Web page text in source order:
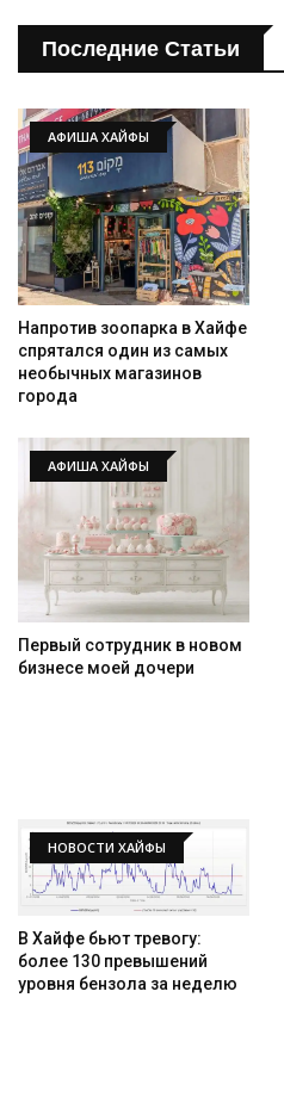
Последние Статьи
АФИША ХАЙФЫ
Напротив зоопарка в Хайфе
спрятался один из самых
необычных магазинов
города
АФИША ХАЙФЫ
Первый сотрудник в новом
бизнесе моей дочери
НОВОСТИ ХАЙФЫ
В Хайфе бьют тревогу:
более 130 превышений
уровня бензола за неделю